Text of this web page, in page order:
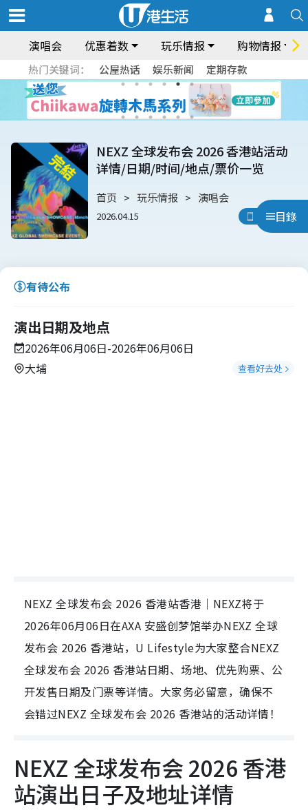
演唱会 优惠着数 玩乐情报 购物情报
热门关键词： 公屋热话 娱乐新闻 定期存款
目錄
NEXZ 全球发布会 2026 香港站活动
详情/日期/时间/地点/票价一览
首页 玩乐情报 演唱会
2026.04.15 用App睇
有待公布
演出日期及地点
2026年06月06日-2026年06月06日
大埔
查看好去处
NEXZ 全球发布会 2026 香港站香港｜NEXZ将于
2026年06月06日在AXA 安盛创梦馆举办NEXZ 全球
发布会 2026 香港站，U Lifestyle为大家整合NEXZ
全球发布会 2026 香港站日期、场地、优先购票、公
开发售日期及门票等详情。大家务必留意，确保不
会错过NEXZ 全球发布会 2026 香港站的活动详情！
NEXZ 全球发布会 2026 香港
站演出日子及地址详情